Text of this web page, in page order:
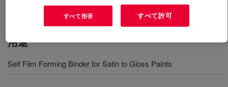
tendency.
用途
Self Film Forming Binder for Satin to Gloss Paints
すべて拒否 すべて許可